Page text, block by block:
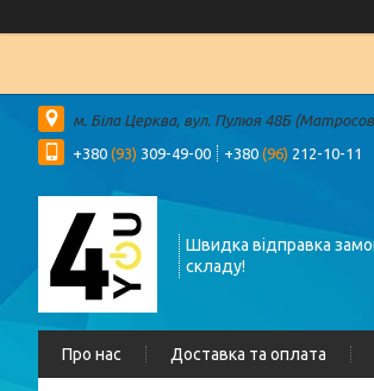
м. Біла Церква, вул. Пулюя 48Б
+380 (93) 309-49-00 +380 (96) 212-10-11
Швидка відправка
складу!
Про нас Доставка та оплата